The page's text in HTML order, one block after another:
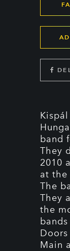
band
They
2010
at the
The
They
the
Main